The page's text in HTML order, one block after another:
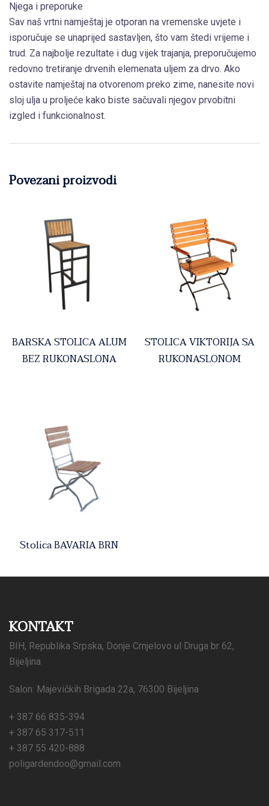
Njega i preporuke
Sav naš vrtni namještaj je otporan na vremenske uvjete i
isporučuje se unaprijed sastavljen, što vam štedi vrijeme i
trud. Za najbolje rezultate i dug vijek trajanja, preporučujemo
redovno tretiranje drvenih elemenata uljem za drvo. Ako
ostavite namještaj na otvorenom preko zime, nanesite novi
sloj ulja u proljeće kako biste sačuvali njegov prvobitni
izgled i funkcionalnost.
Povezani proizvodi
BARSKA STOLICA ALUM
BEZ RUKONASLONA
STOLICA VIKTORIJA SA
RUKONASLONOM
Stolica BAVARIA BRN
KONTAKT
BIH, Republika Srpska, Donje Crnjelovo ul Druga br 62,
Bijeljina
Salon: Majevičkih Brigada 22a, 76300 Bijeljina
+ 387 66 835-394
+ 387 65 317-511
+ 387 55 420-888
poligardendoo@gmail.com